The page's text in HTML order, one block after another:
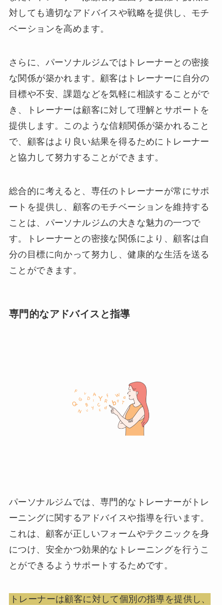
対しても適切なアドバイスや戦略を提供し、モチ
ベーションを高めます。
さらに、パーソナルジムではトレーナーとの密接
な関係が築かれます。顧客はトレーナーに自分の
目標や不安、課題などを気軽に相談することがで
き、トレーナーは顧客に対して理解とサポートを
提供します。このような信頼関係が築かれること
で、顧客はより良い結果を得るためにトレーナー
と協力して努力することができます。
総合的に考えると、専任のトレーナーが常にサポ
ートを提供し、顧客のモチベーションを維持する
ことは、パーソナルジムの大きな魅力の一つで
す。トレーナーとの密接な関係により、顧客は自
分の目標に向かって努力し、健康的な生活を送る
ことができます。
専門的なアドバイスと指導
パーソナルジムでは、専門的なトレーナーがトレ
ーニングに関するアドバイスや指導を行います。
これは、顧客が正しいフォームやテクニックを身
につけ、安全かつ効果的なトレーニングを行うこ
とができるようサポートするためです。
トレーナーは顧客に対して個別の指導を提供し、